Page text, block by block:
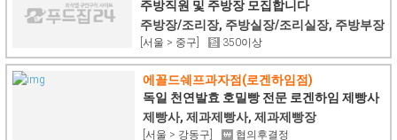
주방직원 및 주방장 모집합니다
주방장/조리장, 주방실장/조리실장, 주방부장
[서울 > 중구] 350이상
에꼴드쉐프과자점(로겐하임점)
독일 천연발효 호밀빵 전문 로겐하임 제빵사
모집
제빵사, 제과제빵사, 제과제빵장
[서울 > 강동구] 협의후결정